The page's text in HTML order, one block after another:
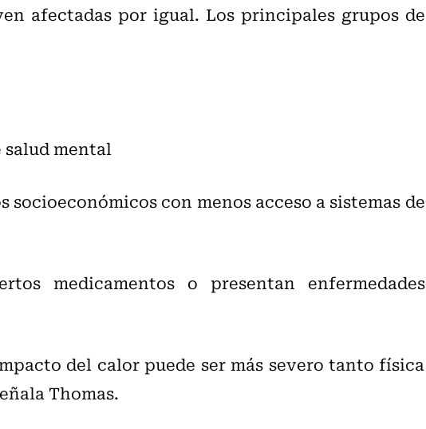
afectadas por igual. Los principales grupos de
salud mental
con menos acceso a sistemas de
medicamentos o presentan enfermedades
del calor puede ser más severo tanto física
Thomas.